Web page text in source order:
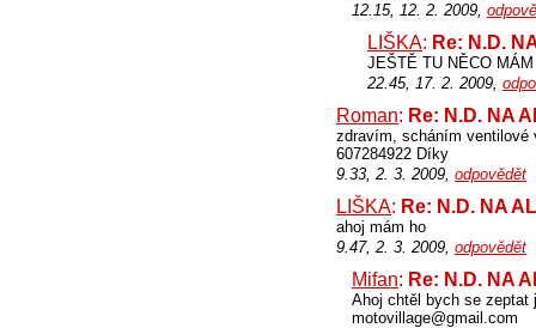
12.15, 12. 2. 2009,
LIŠKA: Re: N.D.
JEŠTĚ TU NĚCO
22.45, 17. 2. 2009,
Roman: Re: N.D. NA
zdravím, scháním ventilové
607284922 Díky
9.33, 2. 3. 2009, odpovědět
LIŠKA: Re: N.D. NA
ahoj mám ho
9.47, 2. 3. 2009, odpovědět
Mifan: Re: N.D. NA
Ahoj chtěl bych se zeptat
motovillage@gmail.com